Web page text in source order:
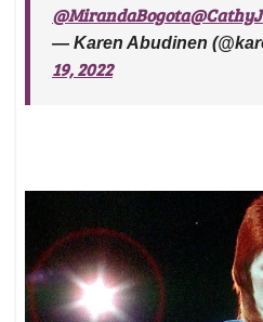
@MirandaBogota
— Karen Abudinen
19, 2022